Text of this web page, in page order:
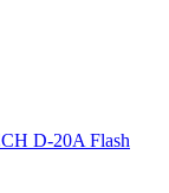
D-20A Flash